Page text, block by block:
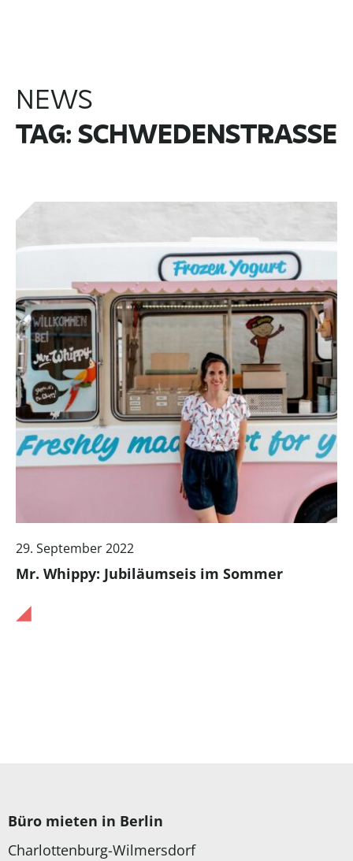
NEWS
TAG: SCHWEDENSTRASSE
29. September 2022
Mr. Whippy: Jubiläumseis im Sommer
Büro mieten in Berlin
Charlottenburg-Wilmersdorf